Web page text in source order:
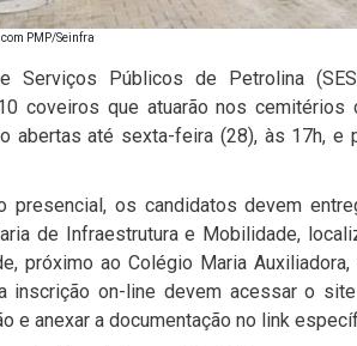
PMP/Seinfra
Serviços Públicos de Petrolina
coveiros que atuarão nos cemitérios
abertas até sexta-feira (28), às 17h,
presencial, os candidatos devem
de Infraestrutura e Mobilidade,
próximo ao Colégio Maria
inscrição on-line devem acessar o
e anexar a documentação no link